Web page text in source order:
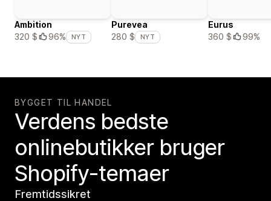
Ambition
320 $
96% NYT
Purevea
280 $
NYT
Eurus
360 $
99%
BYGGET TIL HANDEL
Verdens bedste
onlinebutikker bruger
Shopify-temaer
Fremtidssikret